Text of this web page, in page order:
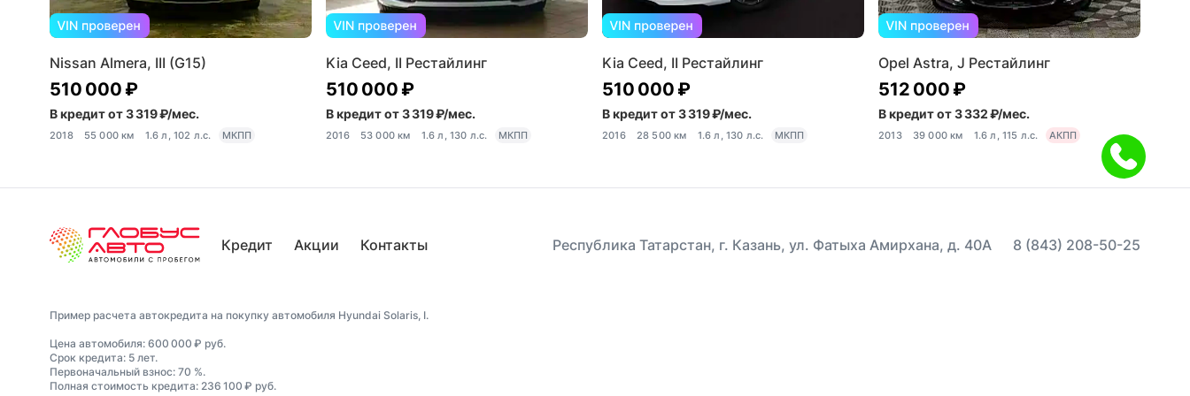
Nissan Almera, III (G15)
510 000 ₽
В кредит от 3 319 ₽/мес.
2018 55 000 км 1.6 л, 102 л.с. МКПП
Kia Ceed, II Рестайлинг
510 000 ₽
В кредит от 3 319 ₽/мес.
2016 53 000 км 1.6 л, 130 л.с. МКПП
Kia Ceed, II Рестайлинг
510 000 ₽
В кредит от 3 319 ₽/мес.
2016 28 500 км 1.6 л, 130 л.с. МКПП
Opel Astra, J Рестайлинг
512 000 ₽
В кредит от 3 332 ₽/мес.
2013 39 000 км 1.6 л, 115 л.с. АКПП
Кредит Акции Контакты Республика Татарстан, г. Казань, ул. Фатыха Амирхана, д. 40А 8 (843) 208-50-25
Пример расчета автокредита на покупку автомобиля Hyundai Solaris, I.
Цена автомобиля: 600 000 ₽ руб.
Срок кредита: 5 лет.
Первоначальный взнос: 70 %.
Полная стоимость кредита: 236 100 ₽ руб.